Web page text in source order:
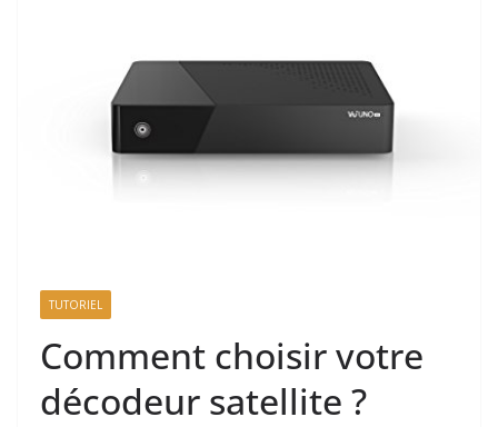
TUTORIEL
Comment choisir votre
décodeur satellite ?